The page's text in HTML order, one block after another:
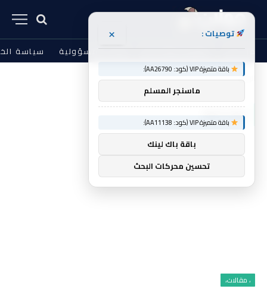
من نحن الشروط والأحكام إخلاء المسؤولية سياسة
الرئيسية »
Edition
EDITION
، مقالات،
توصيات : ×
باقة متميزة VIP (كود: AA26790):
ماسنجر المسلم
باقة متميزة VIP (كود: AA11138):
باقة باك لينك
تحسين محركات البحث